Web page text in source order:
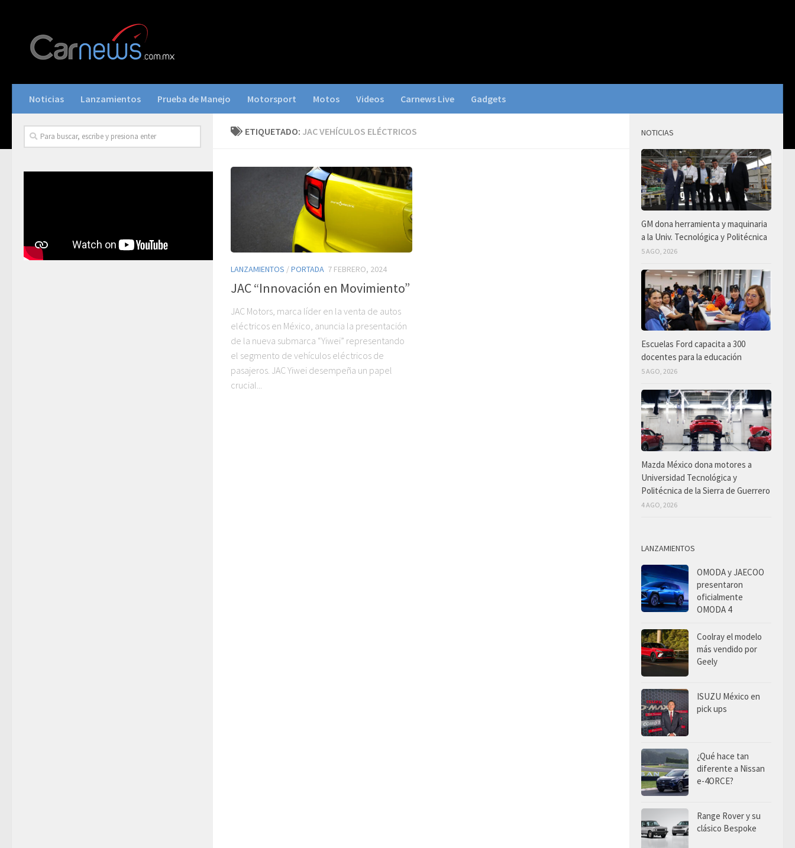
Noticias Lanzamientos Prueba de Manejo Motorsport Motos Videos Carnews Live Gadgets
ETIQUETADO: JAC VEHÍCULOS ELÉCTRICOS
LANZAMIENTOS /PORTADA 7 FEBRERO, 2024
JAC “Innovación en Movimiento”
JAC Motors, marca líder en la venta de autos
eléctricos en México, anuncia la presentación
de la nueva submarca “Yiwei” representando
el segmento de vehículos eléctricos de
pasajeros. JAC Yiwei desempeña un papel
crucial...
NOTICIAS
GM dona herramienta y maquinaria
a la Univ. Tecnológica y Politécnica
5 AGO, 2026
Escuelas Ford capacita a 300
docentes para la educación
5 AGO, 2026
Mazda México dona motores a
Universidad Tecnológica y
Politécnica de la Sierra de Guerrero
4 AGO, 2026
LANZAMIENTOS
OMODA y JAECOO
presentaron
oficialmente
OMODA 4
Coolray el modelo
más vendido por
Geely
ISUZU México en
pick ups
¿Qué hace tan
diferente a Nissan
e-4ORCE?
Range Rover y su
clásico Bespoke